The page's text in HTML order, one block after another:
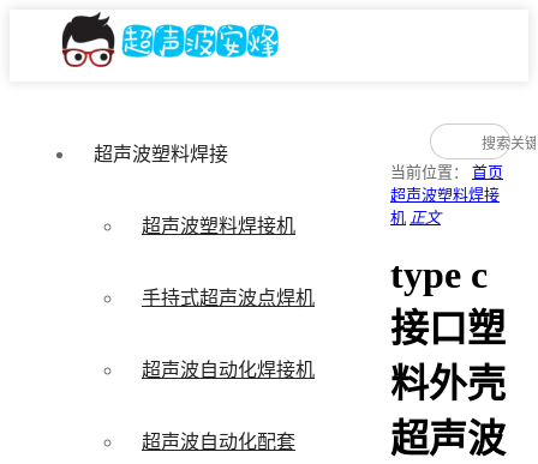
超声波塑料焊接
超声波塑料焊接机
手持式超声波点焊机
超声波自动化焊接机
超声波自动化配套
当前位置： 首页
超声波塑料焊接
机 正文
type c
接口塑
料外壳
超声波